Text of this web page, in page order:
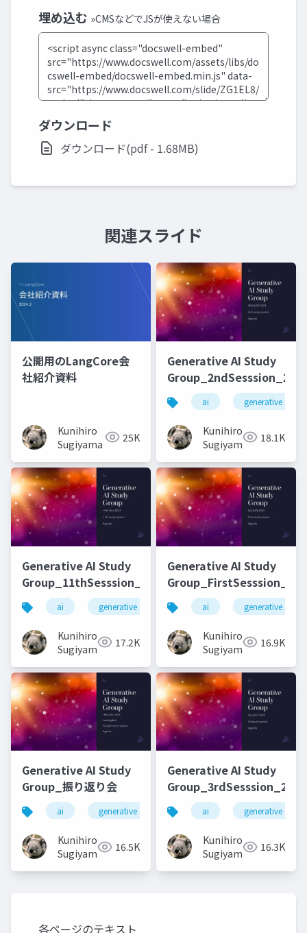
埋め込む »CMSなどでJSが使えない場合
ダウンロード
ダウンロード(pdf - 1.68MB)
関連スライド
公開用のLangCore会
社紹介資料
Kunihiro
Sugiyama
25K
Generative AI Study
ai generative ai
Kunihiro
Sugiyama
18.1K
Generative AI Study
Group_11thSesssion_20231114
ai generative ai machine learning deep
Kunihiro
Sugiyama
17.2K
Generative AI Study
ai generative ai
Kunihiro
Sugiyama
16.9K
Generative AI Study
Group_振り返り会
ai generative ai machine learning deep
Kunihiro
Sugiyama
16.5K
Generative AI Study
ai generative ai
Kunihiro
Sugiyama
16.3K
各ページのテキスト